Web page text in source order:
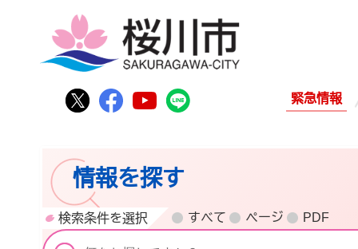
桜川市公式Twitter
桜川市公式Facebook
桜川市公式YouTube
桜川市公式LINE緊急情報
情報を探す
検索条件を選択 すべて ページ PDF